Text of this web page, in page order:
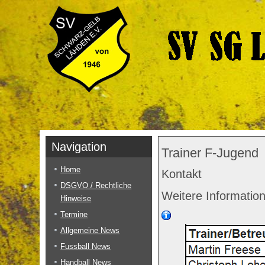
Navigation
Home
DSGVO / Rechtliche
Hinweise
Termine
Allgemeine News
Fussball News
Handball News
Trainer F-Jugend
Kontakt
Weitere